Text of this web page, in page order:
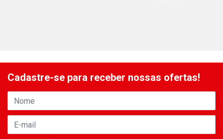
Cadastre-se para receber nossas ofertas!